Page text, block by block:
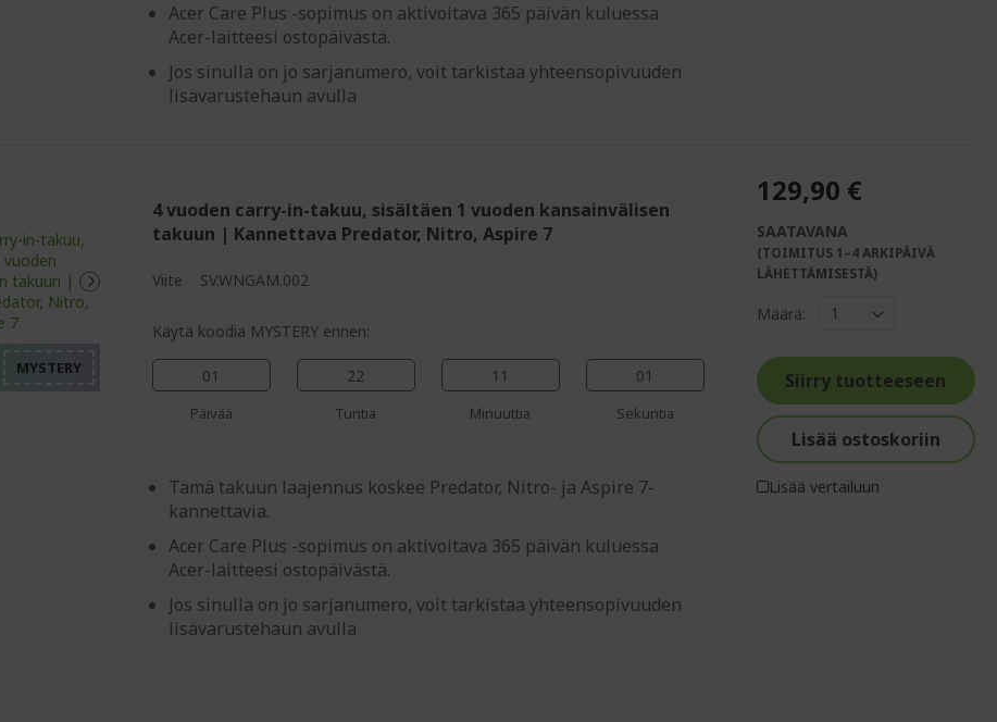
Acer Care Plus -sopimus on aktivoitava 365 päivän kuluessa
Acer-laitteesi ostopäivästä.
Jos sinulla on jo sarjanumero, voit tarkistaa yhteensopivuuden
lisävarustehaun avulla
4 vuoden carry-in-takuu, sisältäen 1 vuoden kansainvälisen
takuun | Kannettava Predator, Nitro, Aspire 7
Viite SV.WNGAM.002
Käytä koodia MYSTERY ennen:
01
Päivää
22
Tuntia
11
Minuuttia
00
Sekuntia
Tämä takuun laajennus koskee Predator, Nitro- ja Aspire 7-
kannettavia.
Acer Care Plus -sopimus on aktivoitava 365 päivän kuluessa
Acer-laitteesi ostopäivästä.
Jos sinulla on jo sarjanumero, voit tarkistaa yhteensopivuuden
lisävarustehaun avulla
129,90 €
SAATAVANA
(TOIMITUS 1–4 ARKIPÄIVÄ
LÄHETTÄMISESTÄ)
Määrä:
Siirry tuotteeseen
Lisää ostoskoriin
Lisää vertailuun